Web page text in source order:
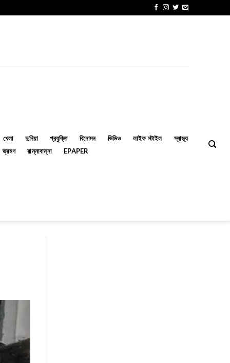
খেলা দুনিয়া প্রযুক্তি বিনোদন ভিডিও লাইফ স্টাইল
স্বাস্থ্য
ভ্রমণ
রান্নাবান্না EPAPER